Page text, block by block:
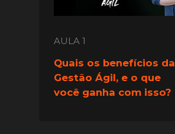
Quais os benefícios da
Gestão Ágil, e o que
você ganha com isso?
AULA 1